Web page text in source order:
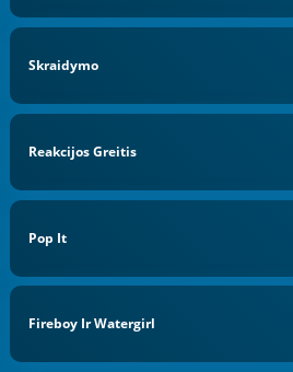
Skraidymo
Reakcijos Greitis
Pop It
Fireboy Ir Watergirl